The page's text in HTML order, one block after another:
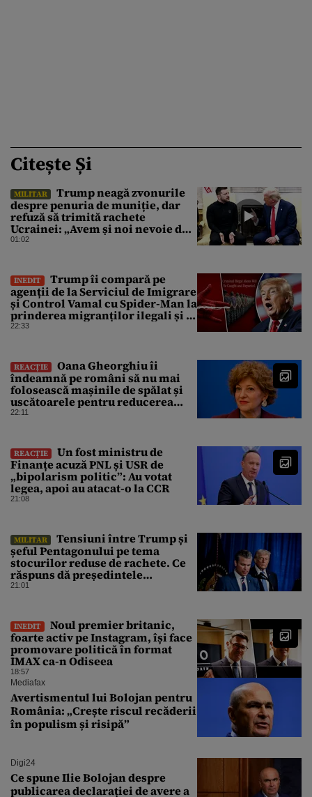
Citește Și
MILITAR
Trump neagă zvonurile
despre penuria de muniție, dar
refuză să trimită rachete
Ucrainei: „Avem și noi nevoie de
rachete”
01:02
INEDIT
Trump îi compară pe
agenții de la Serviciul de Imigrare
și Control Vamal cu Spider-Man la
prinderea migranților ilegali și a
infractorilor
22:33
REACȚIE
Oana Gheorghiu îi
îndeamnă pe români să nu mai
folosească mașinile de spălat și
uscătoarele pentru reducerea
consumului de energie
22:11
REACȚIE
Un fost ministru de
Finanțe acuză PNL și USR de
„bipolarism politic”: Au votat
legea, apoi au atacat-o la CCR
21:08
MILITAR
Tensiuni între Trump și
șeful Pentagonului pe tema
stocurilor reduse de rachete. Ce
răspuns dă președintele
american
21:01
INEDIT
Noul premier britanic,
foarte activ pe Instagram, își face
promovare politică în format
IMAX ca-n Odiseea
18:57
Mediafax
Avertismentul lui Bolojan pentru
România: „Crește riscul recăderii
în populism și risipă”
Digi24
Ce spune Ilie Bolojan despre
publicarea declarației de avere a